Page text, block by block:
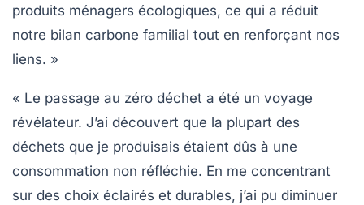
produits ménagers écologiques, ce qui a réduit
notre bilan carbone familial tout en renforçant nos
liens. »
« Le passage au zéro déchet a été un voyage
révélateur. J’ai découvert que la plupart des
déchets que je produisais étaient dûs à une
consommation non réfléchie. En me concentrant
sur des choix éclairés et durables, j’ai pu diminuer